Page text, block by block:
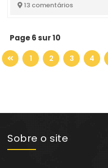
13 comentários
Page 6 sur 10
1 2 3 4
Sobre o site